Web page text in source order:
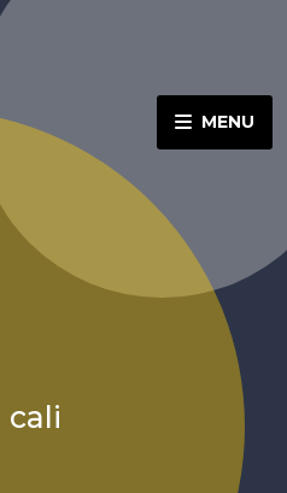
MENU